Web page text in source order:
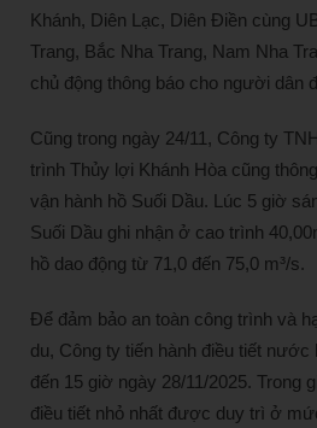
Khánh, Diên Lạc, Diên Điền cùng
Trang, Bắc Nha Trang, Nam Nha
chủ động thông báo cho người dân
Cũng trong ngày 24/11, Công ty
trình Thủy lợi Khánh Hòa cũng
vận hành hồ Suối Dầu. Lúc 5 giờ
Suối Dầu ghi nhận ở cao trình
hồ dao động từ 71,0 đến 75,0 m³/s.
Để đảm bảo an toàn công trình và
du, Công ty tiến hành điều tiết nước
đến 15 giờ ngày 28/11/2025. Trong
điều tiết nhỏ nhất được duy trì ở